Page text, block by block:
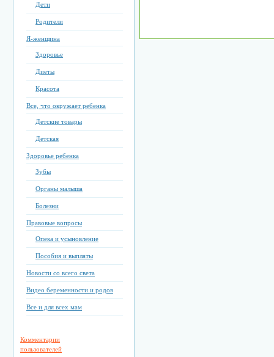
Дети
Родители
Я-женщина
Здоровье
Диеты
Красота
Все, что окружает ребенка
Детские товары
Детская
Здоровье ребенка
Зубы
Органы малыша
Болезни
Правовые вопросы
Опека и усыновление
Пособия и выплаты
Новости со всего света
Видео беременности и родов
Все и для всех мам
Комментарии
пользователей